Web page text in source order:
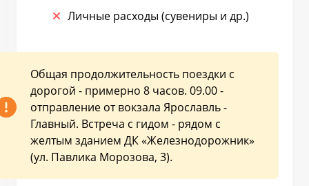
Личные расходы (сувениры и др.)
Общая продолжительность поездки с
дорогой - примерно 8 часов. 09.00 -
отправление от вокзала Ярославль -
Главный. Встреча с гидом - рядом с
желтым зданием ДК «Железнодорожник»
(ул. Павлика Морозова, 3).